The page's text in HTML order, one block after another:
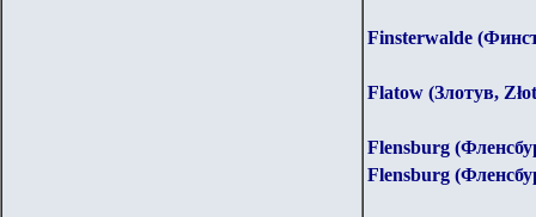
Finsterwalde
Flatow (Злотув,
Flensburg
Flensburg